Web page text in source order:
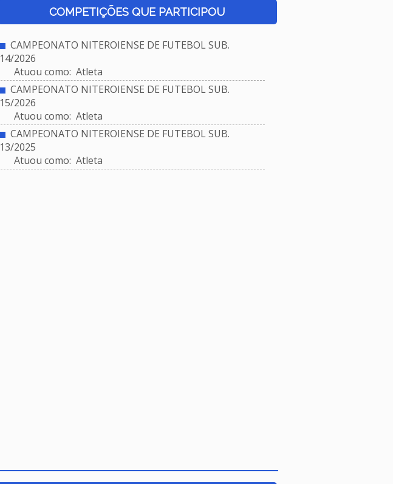
COMPETIÇÕES QUE PARTICIPOU
CAMPEONATO NITEROIENSE DE FUTEBOL SUB.
14/2026
Atuou como: Atleta
CAMPEONATO NITEROIENSE DE FUTEBOL SUB.
15/2026
Atuou como: Atleta
CAMPEONATO NITEROIENSE DE FUTEBOL SUB.
13/2025
Atuou como: Atleta